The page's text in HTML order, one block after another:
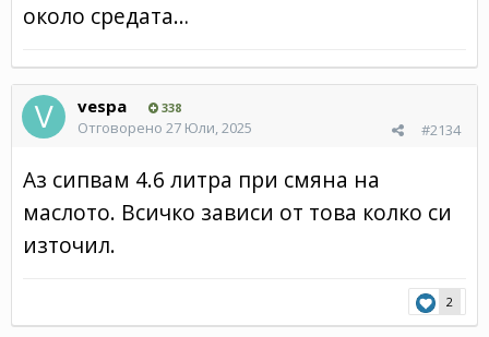
около средата…
vespa 338
#2134
Отговорено 27 Юли, 2025
Аз сипвам 4.6 литра при смяна на
маслото. Всичко зависи от това колко си
източил.
2